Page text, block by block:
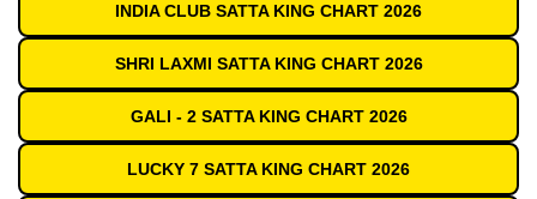
INDIA CLUB SATTA KING CHART 2026
SHRI LAXMI SATTA KING CHART 2026
GALI - 2 SATTA KING CHART 2026
LUCKY 7 SATTA KING CHART 2026